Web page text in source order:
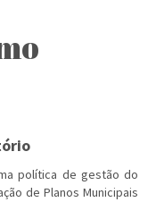
política de gestão do
de Planos Municipais